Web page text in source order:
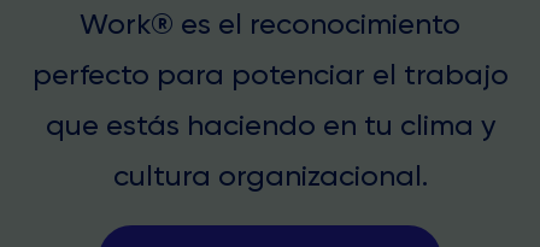
Work® es el reconocimiento
perfecto para potenciar el trabajo
que estás haciendo en tu clima y
cultura organizacional.